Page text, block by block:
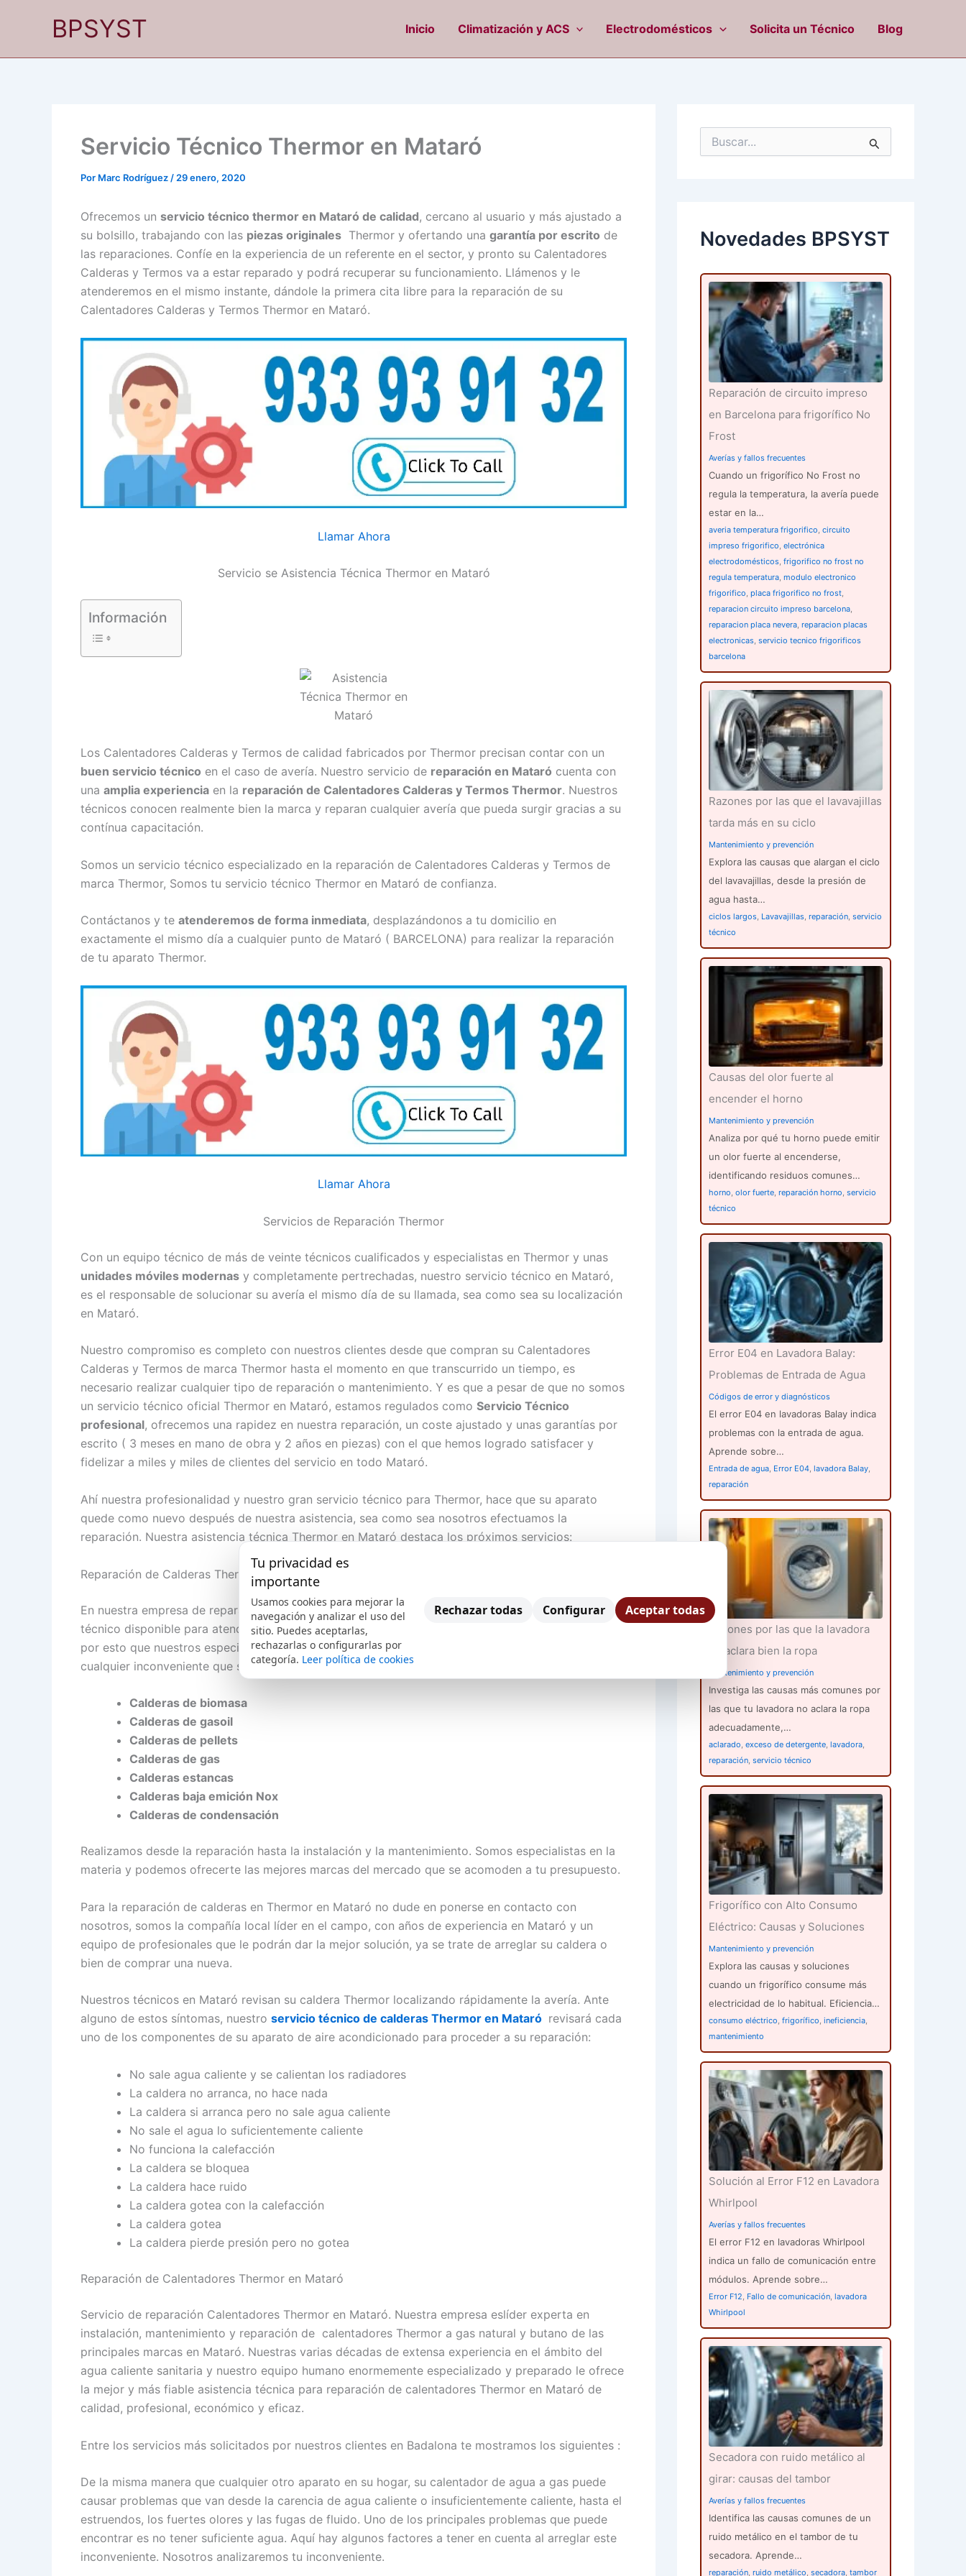
BPSYST Inicio Climatización y ACS Electrodomésticos Solicita un Técnico Blog
Servicio Técnico Thermor en Mataró
Por Marc Rodríguez / 29 enero, 2020
Ofrecemos un servicio técnico thermor en Mataró de calidad, cercano al usuario y más ajustado a
su bolsillo, trabajando con las piezas originales Thermor y ofertando una garantía por escrito de
las reparaciones. Confíe en la experiencia de un referente en el sector, y pronto su Calentadores
Calderas y Termos va a estar reparado y podrá recuperar su funcionamiento. Llámenos y le
atenderemos en el mismo instante, dándole la primera cita libre para la reparación de su
Calentadores Calderas y Termos Thermor en Mataró.
Llamar Ahora
Servicio se Asistencia Técnica Thermor en Mataró
Información
Los Calentadores Calderas y Termos de calidad fabricados por Thermor precisan contar con un
buen servicio técnico en el caso de avería. Nuestro servicio de reparación en Mataró cuenta con
una amplia experiencia en la reparación de Calentadores Calderas y Termos Thermor. Nuestros
técnicos conocen realmente bien la marca y reparan cualquier avería que pueda surgir gracias a su
contínua capacitación.
Somos un servicio técnico especializado en la reparación de Calentadores Calderas y Termos de
marca Thermor, Somos tu servicio técnico Thermor en Mataró de confianza.
Contáctanos y te atenderemos de forma inmediata, desplazándonos a tu domicilio en
exactamente el mismo día a cualquier punto de Mataró ( BARCELONA) para realizar la reparación
de tu aparato Thermor.
Llamar Ahora
Servicios de Reparación Thermor
Con un equipo técnico de más de veinte técnicos cualificados y especialistas en Thermor y unas
unidades móviles modernas y completamente pertrechadas, nuestro servicio técnico en Mataró,
es el responsable de solucionar su avería el mismo día de su llamada, sea como sea su localización
en Mataró.
Nuestro compromiso es completo con nuestros clientes desde que compran su Calentadores
Calderas y Termos de marca Thermor hasta el momento en que transcurrido un tiempo, es
necesario realizar cualquier tipo de reparación o mantenimiento. Y es que a pesar de que no somos
un servicio técnico oficial Thermor en Mataró, estamos regulados como Servicio Técnico
profesional, ofrecemos una rapidez en nuestra reparación, un coste ajustado y unas garantías por
escrito ( 3 meses en mano de obra y 2 años en piezas) con el que hemos logrado satisfacer y
fidelizar a miles y miles de clientes del servicio en todo Mataró.
Ahí nuestra profesionalidad y nuestro gran servicio técnico para Thermor, hace que su aparato
quede como nuevo después de nuestra asistencia, sea como sea nosotros efectuamos la
reparación. Nuestra asistencia técnica Thermor en Mataró destaca los próximos servicios:
Reparación de Calderas Thermor en Mataró
En nuestra empresa de reparación Calderas Thermor en Mataró sabemos que contar con de un
técnico disponible para atenderte las veinticuatro horas se ha hecho una necesidad imperiosa. Es
por esto que nuestros especialistas se encuentran libres en toda la provincia para darle solución
cualquier inconveniente que se presente en tu caldera ya sea:
Calderas de biomasa
Calderas de gasoil
Calderas de pellets
Calderas de gas
Calderas estancas
Calderas baja emición Nox
Calderas de condensación
Realizamos desde la reparación hasta la instalación y la mantenimiento. Somos especialistas en la
materia y podemos ofrecerte las mejores marcas del mercado que se acomoden a tu presupuesto.
Para la reparación de calderas en Thermor en Mataró no dude en ponerse en contacto con
nosotros, somos la compañía local líder en el campo, con años de experiencia en Mataró y un
equipo de profesionales que le podrán dar la mejor solución, ya se trate de arreglar su caldera o
bien de comprar una nueva.
Nuestros técnicos en Mataró revisan su caldera Thermor localizando rápidamente la avería. Ante
alguno de estos síntomas, nuestro servicio técnico de calderas Thermor en Mataró revisará cada
uno de los componentes de su aparato de aire acondicionado para proceder a su reparación:
No sale agua caliente y se calientan los radiadores
La caldera no arranca, no hace nada
La caldera si arranca pero no sale agua caliente
No sale el agua lo suficientemente caliente
No funciona la calefacción
La caldera se bloquea
La caldera hace ruido
La caldera gotea con la calefacción
La caldera gotea
La caldera pierde presión pero no gotea
Reparación de Calentadores Thermor en Mataró
Servicio de reparación Calentadores Thermor en Mataró. Nuestra empresa eslíder experta en
instalación, mantenimiento y reparación de calentadores Thermor a gas natural y butano de las
principales marcas en Mataró. Nuestras varias décadas de extensa experiencia en el ámbito del
agua caliente sanitaria y nuestro equipo humano enormemente especializado y preparado le ofrece
la mejor y más fiable asistencia técnica para reparación de calentadores Thermor en Mataró de
calidad, profesional, económico y eficaz.
Entre los servicios más solicitados por nuestros clientes en Badalona te mostramos los siguientes :
De la misma manera que cualquier otro aparato en su hogar, su calentador de agua a gas puede
causar problemas que van desde la carencia de agua caliente o insuficientemente caliente, hasta el
estruendos, los fuertes olores y las fugas de fluido. Uno de los principales problemas que puede
encontrar es no tener suficiente agua. Aquí hay algunos factores a tener en cuenta al arreglar este
inconveniente. Nosotros analizaremos tu inconveniente.
o
rNovedades BPSYST
Reparación de circuito impreso
en Barcelona para frigorífico No
Frost
Averías y fallos frecuentes
Cuando un frigorífico No Frost no
regula la temperatura, la avería puede
estar en la…
averia temperatura frigorifico, circuito
impreso frigorifico, electrónica
electrodomésticos, frigorifico no frost no
regula temperatura, modulo electronico
frigorifico, placa frigorifico no frost,
reparacion circuito impreso barcelona,
reparacion placa nevera, reparacion placas
electronicas, servicio tecnico frigorificos
barcelona
Razones por las que el lavavajillas
tarda más en su ciclo
Mantenimiento y prevención
Explora las causas que alargan el ciclo
del lavavajillas, desde la presión de
agua hasta…
ciclos largos, Lavavajillas, reparación, servicio
técnico
Causas del olor fuerte al
encender el horno
Mantenimiento y prevención
Analiza por qué tu horno puede emitir
un olor fuerte al encenderse,
identificando residuos comunes…
horno, olor fuerte, reparación horno, servicio
técnico
Error E04 en Lavadora Balay:
Problemas de Entrada de Agua
Códigos de error y diagnósticos
El error E04 en lavadoras Balay indica
problemas con la entrada de agua.
Aprende sobre…
Entrada de agua, Error E04, lavadora Balay,
reparación
Razones por las que la lavadora
no aclara bien la ropa
Mantenimiento y prevención
Investiga las causas más comunes por
las que tu lavadora no aclara la ropa
adecuadamente,…
aclarado, exceso de detergente, lavadora,
reparación, servicio técnico
Frigorífico con Alto Consumo
Eléctrico: Causas y Soluciones
Mantenimiento y prevención
Explora las causas y soluciones
cuando un frigorífico consume más
electricidad de lo habitual. Eficiencia…
consumo eléctrico, frigorífico, ineficiencia,
mantenimiento
Solución al Error F12 en Lavadora
Whirlpool
Averías y fallos frecuentes
El error F12 en lavadoras Whirlpool
indica un fallo de comunicación entre
módulos. Aprende sobre…
Error F12, Fallo de comunicación, lavadora
Whirlpool
Secadora con ruido metálico al
girar: causas del tambor
Averías y fallos frecuentes
Identifica las causas comunes de un
ruido metálico en el tambor de tu
secadora. Aprende…
reparación, ruido metálico, secadora, tambor
Tu privacidad es
importante
Usamos cookies para mejorar la
navegación y analizar el uso del
sitio. Puedes aceptarlas,
rechazarlas o configurarlas por
categoría. Leer política de cookies
Rechazar todas Configurar Aceptar todas